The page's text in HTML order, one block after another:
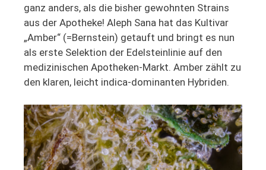
ganz anders, als die bisher gewohnten Strains
aus der Apotheke! Aleph Sana hat das Kultivar
„Amber“ (=Bernstein) getauft und bringt es nun
als erste Selektion der Edelsteinlinie auf den
medizinischen Apotheken-Markt. Amber zählt zu
den klaren, leicht indica-dominanten Hybriden.